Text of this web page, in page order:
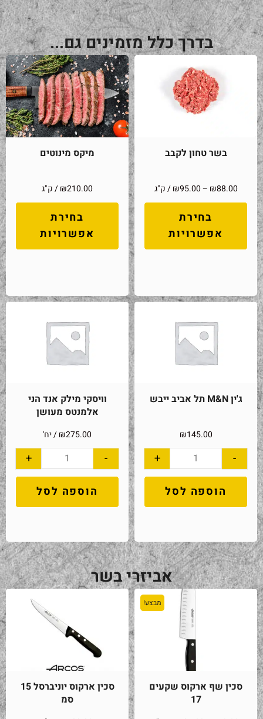
בדרך כלל מזמינים גם...
בשר טחון לקבב
₪88.00
–
₪95.00 / ק"ג
בחירת
אפשרויות
מיקס מינוטים
₪210.00 / ק"ג
בחירת
אפשרויות
ג'ין M&N תל אביב ייבש
₪145.00
-
+
הוספה לסל
וויסקי מילק אנד הני
אלמנטס מעושן
₪275.00 / יח'
-
+
הוספה לסל
אביזרי בשר
מבצע!
סכין שף ארקוס שקעים
17
סכין ארקוס יוניברסל 15
סמ